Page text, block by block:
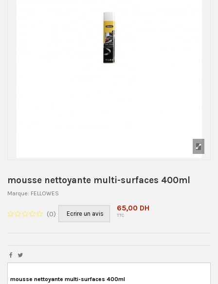
mousse nettoyante multi-surfaces 400ml
Marque: FELLOWES
(0) Ecrire un avis
65,00 DH
TTC
mousse nettoyante multi-surfaces 400ml